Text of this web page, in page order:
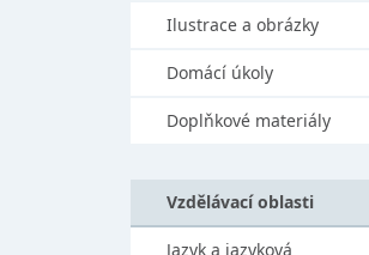
Ilustrace a obrázky
Domácí úkoly
Doplňkové materiály
Vzdělávací oblasti
Jazyk a jazyková